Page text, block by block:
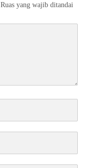
Ruas yang wajib ditandai